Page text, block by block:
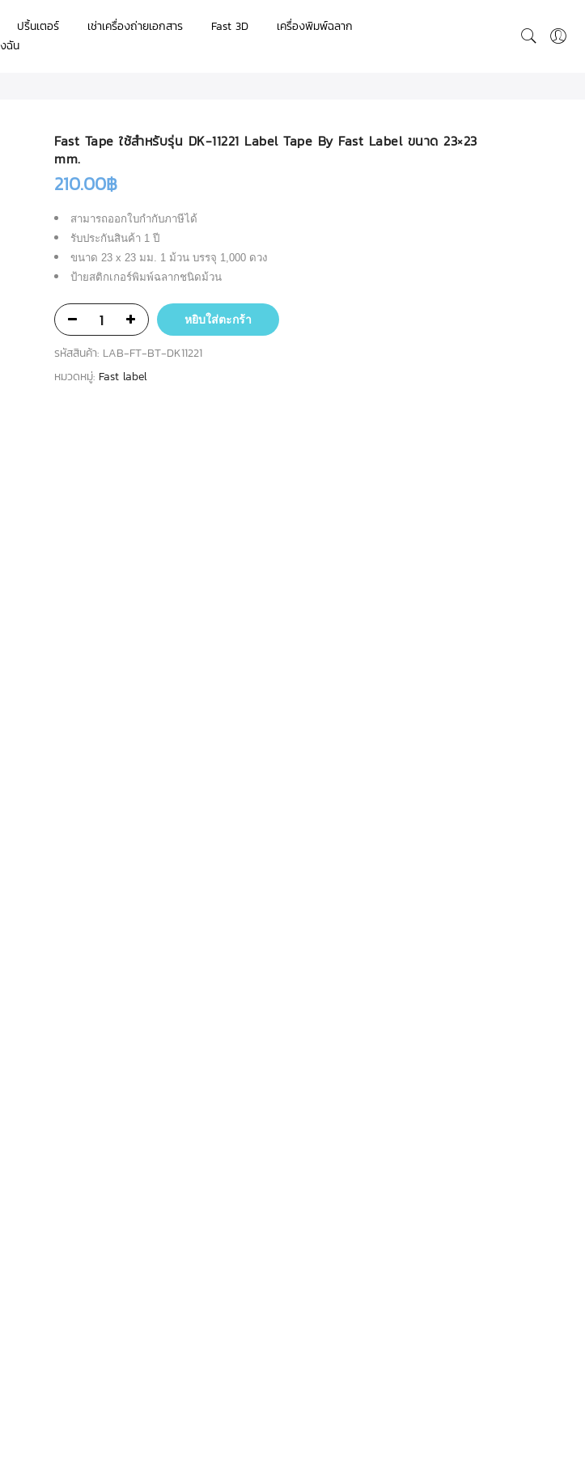
ปริ้นเตอร์ เช่าเครื่องถ่ายเอกสาร Fast 3D
เครื่องพิมพ์ฉลาก
ฉัน
Fast Tape ใช้สำหรับรุ่น DK-11221 Label Tape By Fast Label ขนาด 23×23
mm.
210.00฿
สามารถออกใบกำกับภาษีได้
รับประกันสินค้า 1 ปี
ขนาด 23 x 23 มม. 1 ม้วน บรรจุ 1,000 ดวง
ป้ายสติกเกอร์พิมพ์ฉลากชนิดม้วน
หยิบใส่ตะกร้า
รหัสสินค้า: LAB-FT-BT-DK11221
หมวดหมู่: Fast label